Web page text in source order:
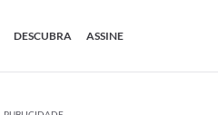
DESCUBRA ASSINE